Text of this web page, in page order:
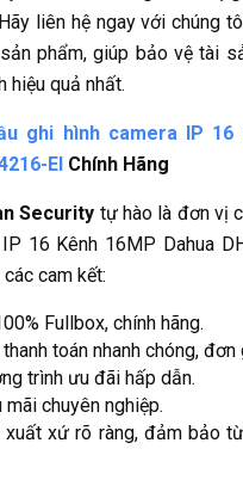
liên hệ ngay với chúng
phẩm, giúp bảo vệ tài
hiệu quả nhất.
ghi hình camera IP 16
EI Chính Hãng
Security tự hào là đơn vị
16 Kênh 16MP Dahua
cam kết:
Fullbox, chính hãng.
toán nhanh chóng, đơn
trình ưu đãi hấp dẫn.
mãi chuyên nghiệp.
xuất xứ rõ ràng, đảm bảo